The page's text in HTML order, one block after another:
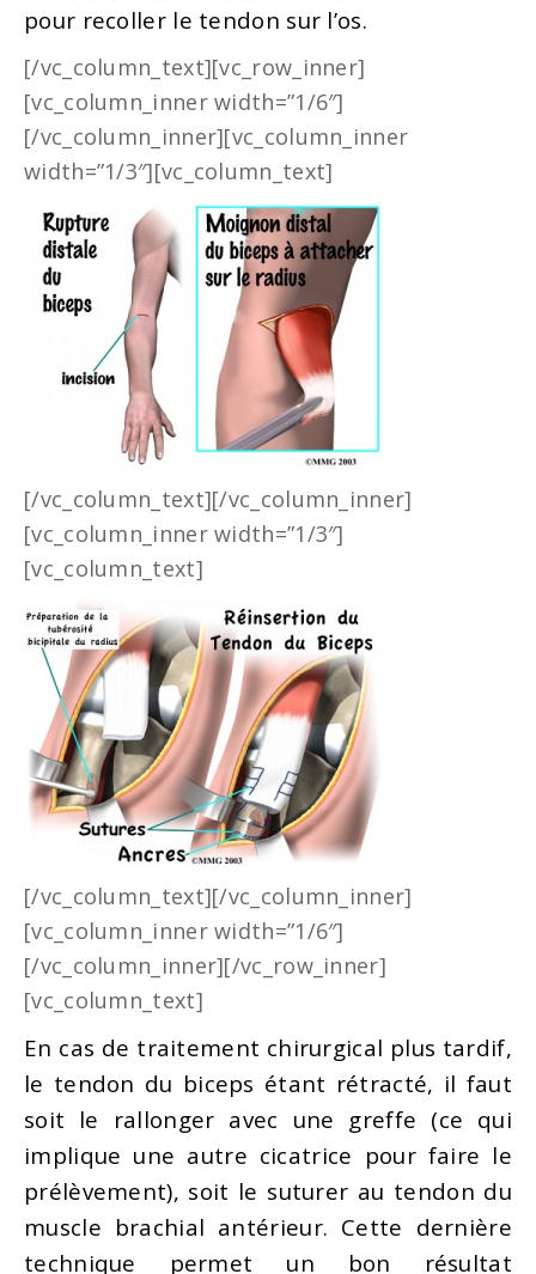
pour recoller le tendon sur l’os.
[/vc_column_text][vc_row_inner]
[vc_column_inner width=”1/6″]
[/vc_column_inner][vc_column_inner
width=”1/3″][vc_column_text]
[/vc_column_text][/vc_column_inner]
[vc_column_inner width=”1/3″]
[vc_column_text]
[/vc_column_text][/vc_column_inner]
[vc_column_inner width=”1/6″]
[/vc_column_inner][/vc_row_inner]
[vc_column_text]
En cas de traitement chirurgical plus tardif,
le tendon du biceps étant rétracté, il faut
soit le rallonger avec une greffe (ce qui
implique une autre cicatrice pour faire le
prélèvement), soit le suturer au tendon du
muscle brachial antérieur. Cette dernière
technique permet un bon résultat